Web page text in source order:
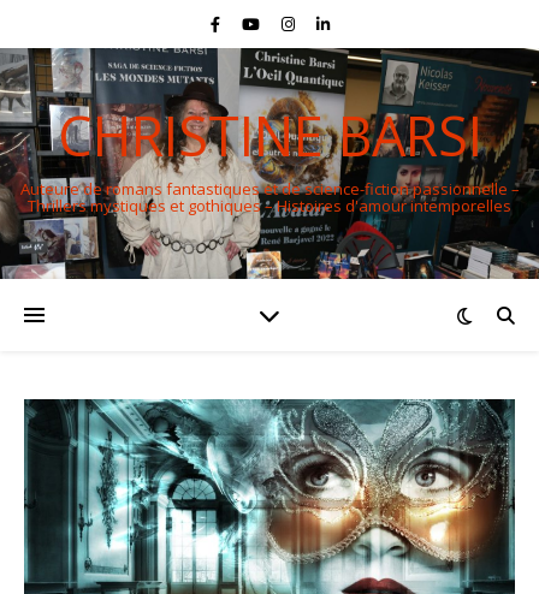
CHRISTINE BARSI
Auteure de romans fantastiques et de science-fiction passionnelle –
Thrillers mystiques et gothiques – Histoires d'amour intemporelles